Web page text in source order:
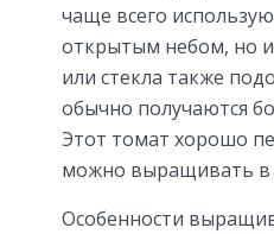
чаще всего
открытым небом, но
или стекла также
обычно получаются
Этот томат хорошо
можно выращивать в
Особенности